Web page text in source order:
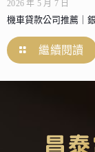
2026 年 5 月 7 日
機車貸款公司推薦｜
繼續閱讀